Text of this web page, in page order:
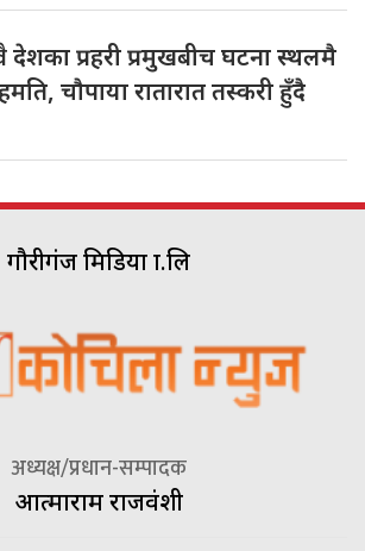
देशका प्रहरी प्रमुखबीच घटना स्थलमै
चाैपाया रातारात तस्करी हुँदै
गौरीगंज मिडिया प्रा.लि
अध्यक्ष/प्रधान-सम्पादक
आत्माराम राजवंशी